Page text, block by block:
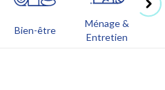
Bien-être
Ménage &
Entretien